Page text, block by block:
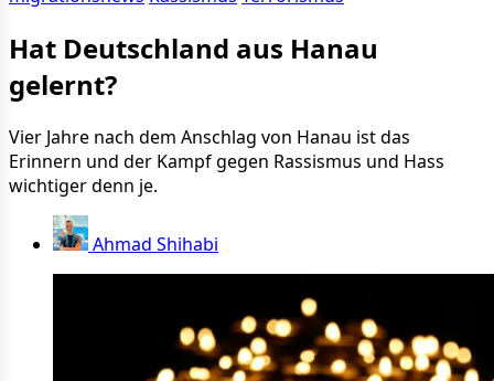
Hat Deutschland aus Hanau
gelernt?
Vier Jahre nach dem Anschlag von Hanau ist das
Erinnern und der Kampf gegen Rassismus und Hass
wichtiger denn je.
Ahmad Shihabi